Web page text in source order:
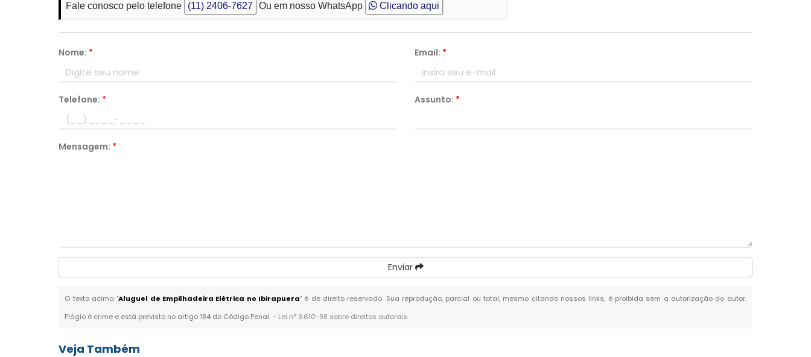
Fale conosco pelo telefone
(11) 2406-7627 Ou em nosso WhatsApp Clicando aqui
Nome: * Email: *
Telefone: * Assunto: *
Mensagem: *
Enviar
O texto acima "Aluguel de Empilhadeira Elétrica no Ibirapuera" é de direito reservado. Sua reprodução, parcial ou total, mesmo citando nossos links, é proibida sem a autorização do autor.
Plágio é crime e está previsto no artigo 184 do Código Penal. – Lei n° 9.610-98 sobre direitos autorais.
Veja Também